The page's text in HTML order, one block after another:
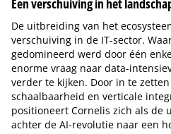
Een verschuiving in het
De uitbreiding van het
verschuiving in de IT-sector.
gedomineerd werd door één
enorme vraag naar data-
verder te kijken. Door in te
schaalbaarheid en verticale
positioneert Cornelis zich als de
achter de AI-revolutie naar een